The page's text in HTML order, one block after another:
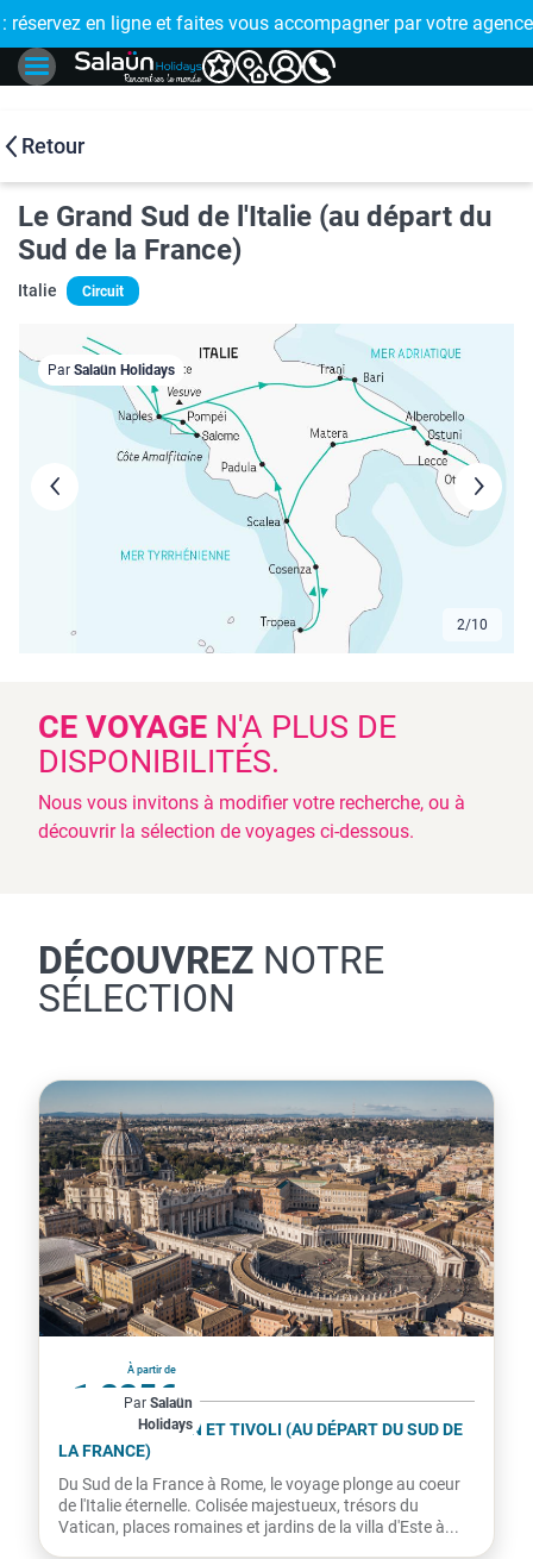
!
: réservez en ligne et faites vous accompagner par votre
🤩
Retour
Le Grand Sud de l'Italie (au départ du
Sud de la France)
Italie Circuit
3/10
Par Salaün Holidays
CE VOYAGE N'A PLUS DE
DISPONIBILITÉS.
Nous vous invitons à modifier votre recherche, ou à
découvrir la sélection de voyages ci-dessous.
DÉCOUVREZ NOTRE
SÉLECTION
À partir de
1 235€
par personne
Par Salaün
Holidays
ROME, LE VATICAN ET TIVOLI (AU DÉPART DU SUD DE
LA FRANCE)
Du Sud de la France à Rome, le voyage plonge au coeur
de l'Italie éternelle. Colisée majestueux, trésors du
Vatican, places romaines et jardins de la villa d'Este à...